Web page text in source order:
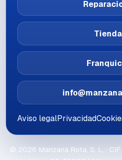
Aviso legalPrivacidad
© 2026 Manzana Rota, S. L. · CIF